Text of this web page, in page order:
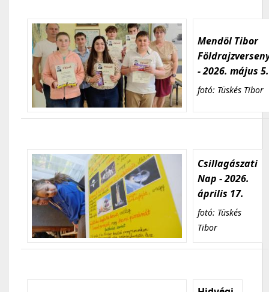
Mendöl Tibor
- 2026. május 5.
fotó: Tüskés Tibor
Csillagászati
Nap - 2026.
április 17.
fotó: Tüskés
Tibor